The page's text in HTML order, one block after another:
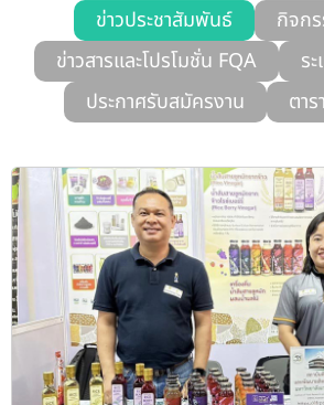
บุคลากรสถาบัน
รับข้อร้องเรียนและข้อเสนอแนะ
ระบบสารสนเทศ (ใน)
ติดต่อเรา
สายตรงผู้บริหาร
ข่าวประชาสัมพันธ์
กิจก
ข่าวสารและโปรโมชั่น FQA
ร
ประกาศรับสมัครงาน
ตา